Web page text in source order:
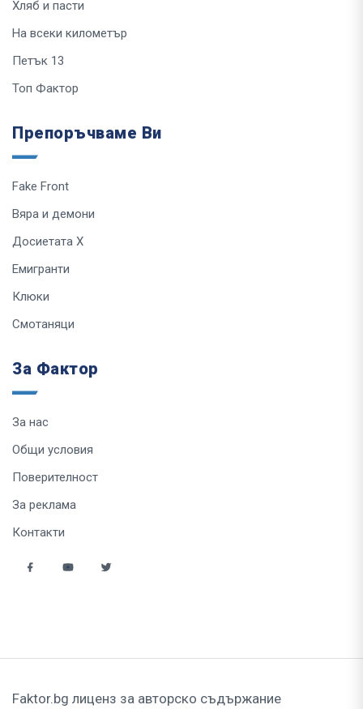
Хляб и пасти
На всеки километър
Петък 13
Топ Фактор
Препоръчваме Ви
Fake Front
Вяра и демони
Досиетата Х
Емигранти
Клюки
Смотаняци
За Фактор
За нас
Общи условия
Поверителност
За реклама
Контакти
Faktor.bg лиценз за авторско съдържание